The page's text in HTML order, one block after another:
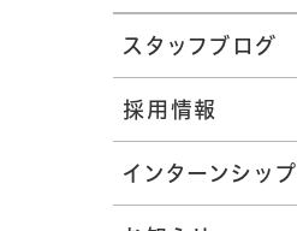
スタッフブログ
採用情報
インターンシップ